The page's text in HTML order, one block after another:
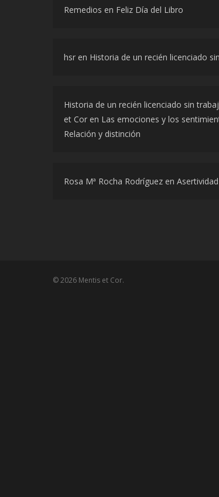
Remedios en Feliz Día del Libro
hsr en Historia de un recién licenciado
Historia de un recién licenciado sin
et Cor en Las emociones y los
Relación y distinción
Rosa Mª Rocha Rodríguez en Asertividad
© 2026 Mentis et Cor.